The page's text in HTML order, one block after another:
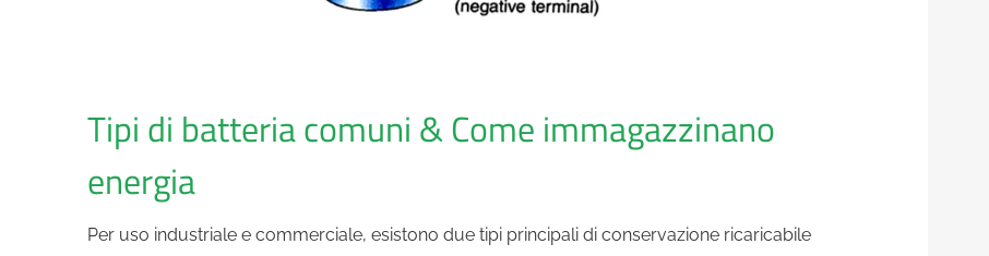
Tipi di batteria comuni & Come immagazzinano
energia
Per uso industriale e commerciale, esistono due tipi principali di conservazione ricaricabile